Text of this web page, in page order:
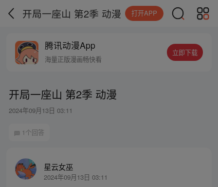
开局一座山 第2季 动漫 打开APP
腾讯动漫App
海量正版漫画畅快看
立即下载
开局一座山 第2季 动漫
2024年09月13日 03:11
1个回答
星云女巫
2024年09月13日 03:11